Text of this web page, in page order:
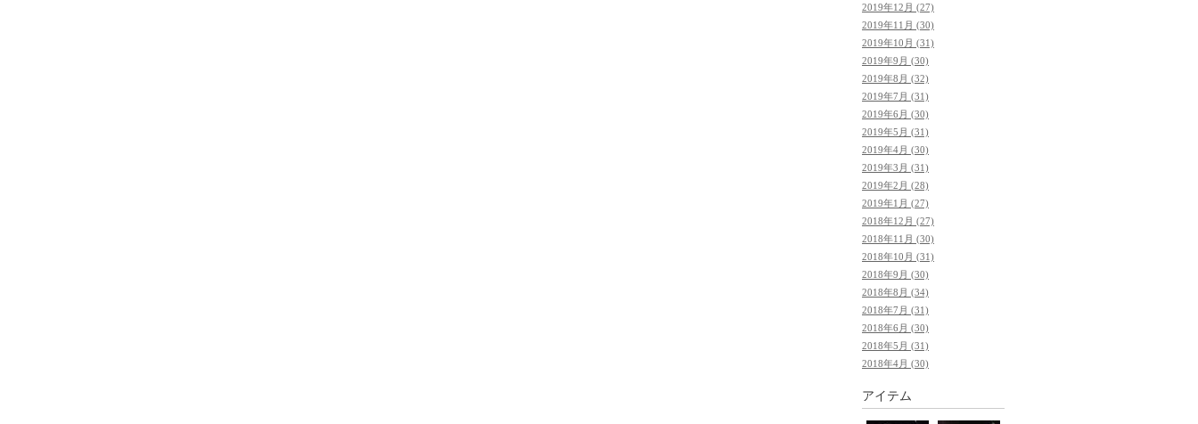
2019年12月 (27)
2019年11月 (30)
2019年10月 (31)
2019年9月 (30)
2019年8月 (32)
2019年7月 (31)
2019年6月 (30)
2019年5月 (31)
2019年4月 (30)
2019年3月 (31)
2019年2月 (28)
2019年1月 (27)
2018年12月 (27)
2018年11月 (30)
2018年10月 (31)
2018年9月 (30)
2018年8月 (34)
2018年7月 (31)
2018年6月 (30)
2018年5月 (31)
2018年4月 (30)
アイテム